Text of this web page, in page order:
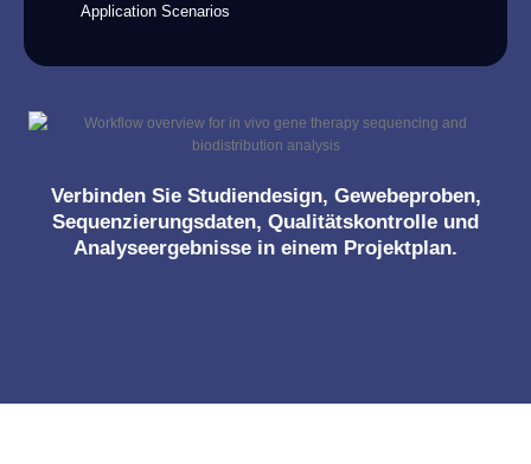
Application Scenarios
Verbinden Sie Studiendesign, Gewebeproben,
Sequenzierungsdaten, Qualitätskontrolle und
Analyseergebnisse in einem Projektplan.